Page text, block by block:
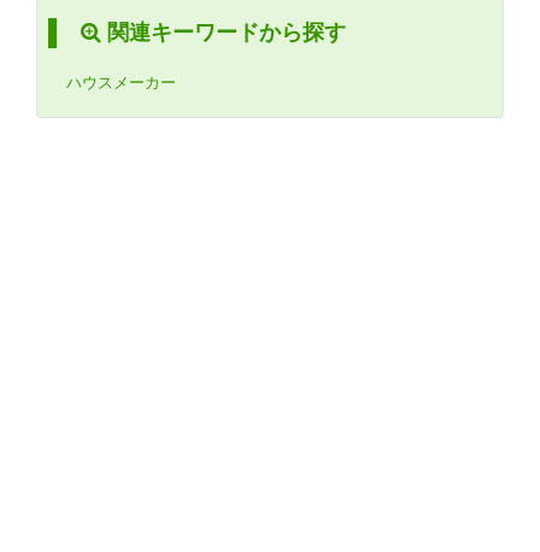
関連キーワードから探す
ハウスメーカー